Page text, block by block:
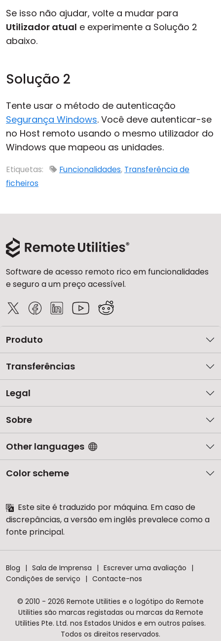
Se isso não ajudar, volte a mudar para
Utilizador atual e experimente a Solução 2
abaixo.
Solução 2
Tente usar o método de autenticação
Segurança Windows. Você deve autenticar-se
no Host remoto usando o mesmo utilizador do
Windows que mapeou as unidades.
Etiquetas: Funcionalidades, Transferência de
ficheiros
Software de acesso remoto rico em funcionalidades
e seguro a um preço acessível.
Produto
Transferências
Legal
Sobre
Other languages
Color scheme
Este site é traduzido por máquina. Em caso de
discrepâncias, a versão em inglês prevalece como a
fonte principal.
Blog Sala de Imprensa
Escrever uma avaliação
Condições de serviço
Contacte-nos
© 2010 - 2026 Remote Utilities e o logótipo do Remote
Utilities são marcas registadas ou marcas da Remote
Utilities Pte. Ltd. nos Estados Unidos e em outros países.
Todos os direitos reservados.